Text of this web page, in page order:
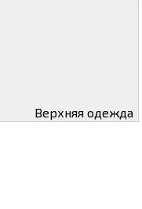
Верхняя одежда